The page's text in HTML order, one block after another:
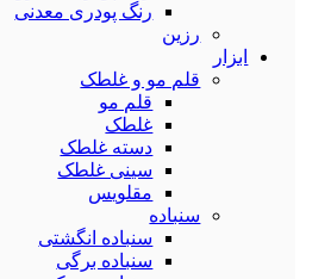
رنگ پودری معدنی
رزین
ابزار
قلم مو و غلطک
قلم مو
غلطک
دسته غلطک
سینی غلطک
مقلویس
سنباده
سنباده انگشتی
سنباده برگی